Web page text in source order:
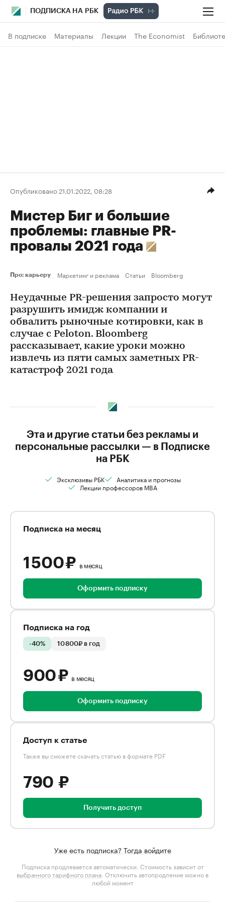
ПОДПИСКА НА РБК
В подписке Материалы Лекции The Economist
Опубликовано 21.01.2022, 08:28
Мистер Биг и большие
проблемы: главные PR-
провалы 2021 года
Про: карьеру Маркетинг и реклама Статьи Bloomberg
Неудачные PR-решения запросто могут
разрушить имидж компании и
обвалить рыночные котировки, как в
случае с Peloton. Bloomberg
рассказывает, какие уроки можно
извлечь из пяти самых заметных PR-
катастроф 2021 года
Эта и другие статьи без рекламы и
персональные рассылки — в Подписке
на РБК
Эксклюзивы РБК
Аналитика и прогнозы
Лекции профессоров MBA
Подписка на месяц
1 500 ₽ в месяц
Оформить подписку
Подписка на год
-40% 10 800₽ в год
900 ₽ в месяц
Оформить подписку
Доступ к статье
Также вы сможете скачать статью в формате PDF
790 ₽
Получить доступ
Уже есть подписка? Тогда войдите
Подписка продлевается автоматически. Стоимость зависит от
выбранного тарифного плана . Отключить автопродление можно в
любой момент